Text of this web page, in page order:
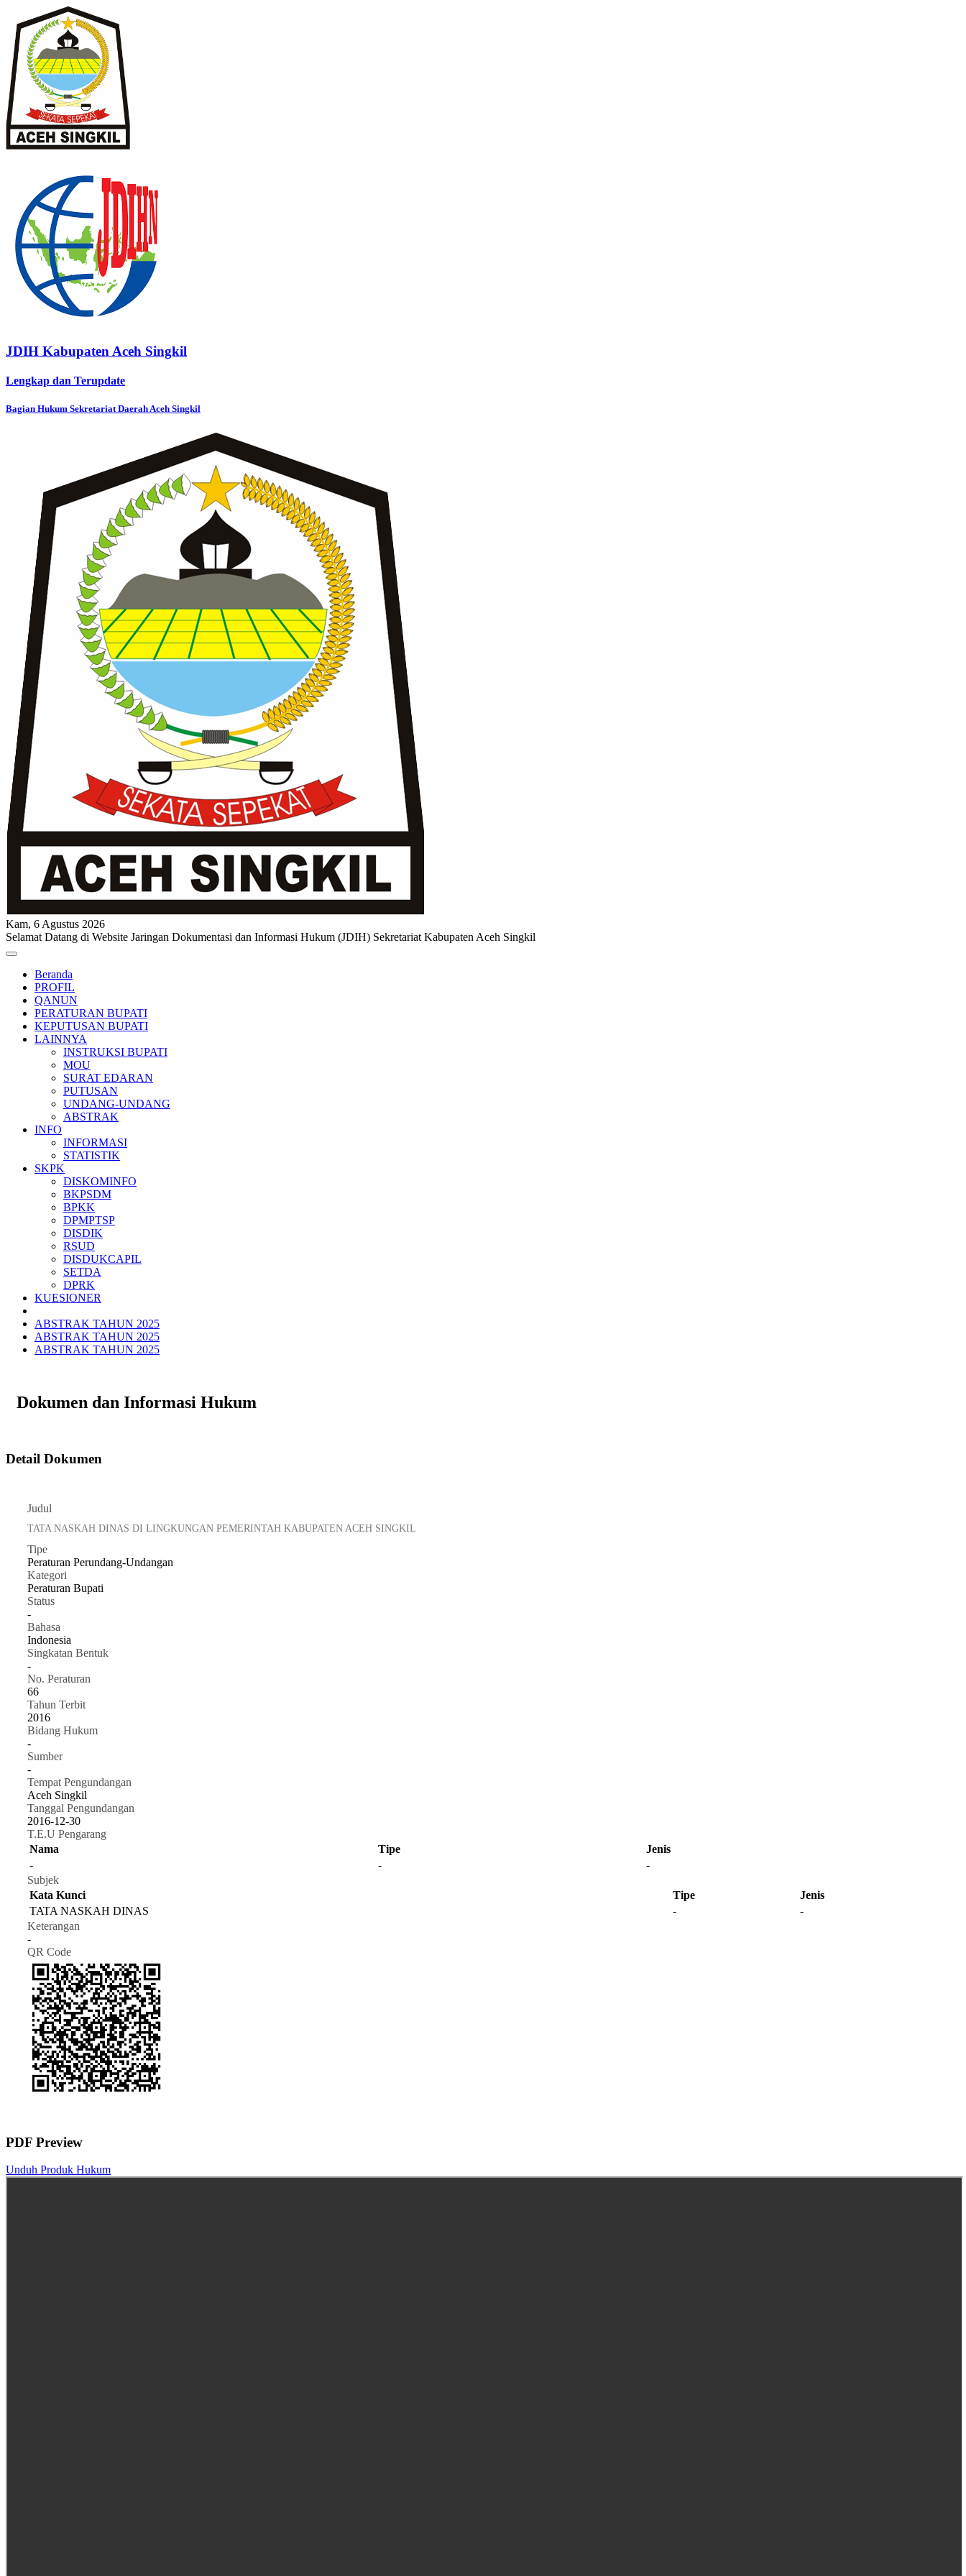
JDIH Kabupaten Aceh Singkil
Lengkap dan Terupdate
Bagian Hukum Sekretariat Daerah Aceh Singkil
Kam, 6 Agustus 2026
Selamat Datang di Website Jaringan Dokumentasi dan Informasi Hukum (JDIH) Sekretariat Kabupaten Aceh Singkil
Beranda
PROFIL
QANUN
PERATURAN BUPATI
KEPUTUSAN BUPATI
LAINNYA
INSTRUKSI BUPATI
MOU
SURAT EDARAN
PUTUSAN
UNDANG-UNDANG
ABSTRAK
INFO
INFORMASI
STATISTIK
SKPK
DISKOMINFO
BKPSDM
BPKK
DPMPTSP
DISDIK
RSUD
DISDUKCAPIL
SETDA
DPRK
KUESIONER
ABSTRAK TAHUN 2025
ABSTRAK TAHUN 2025
ABSTRAK TAHUN 2025
Dokumen dan Informasi Hukum
Detail Dokumen
Judul
TATA NASKAH DINAS DI LINGKUNGAN PEMERINTAH KABUPATEN ACEH SINGKIL
Tipe
Peraturan Perundang-Undangan
Kategori
Peraturan Bupati
Status
-
Bahasa
Indonesia
Singkatan Bentuk
-
No. Peraturan
66
Tahun Terbit
2016
Bidang Hukum
-
Sumber
-
Tempat Pengundangan
Aceh Singkil
Tanggal Pengundangan
2016-12-30
T.E.U Pengarang
Nama
Tipe
Jenis
-
-
-
Subjek
Kata Kunci
Tipe
Jenis
TATA NASKAH DINAS
-
-
Keterangan
-
QR Code
PDF Preview
Unduh Produk Hukum